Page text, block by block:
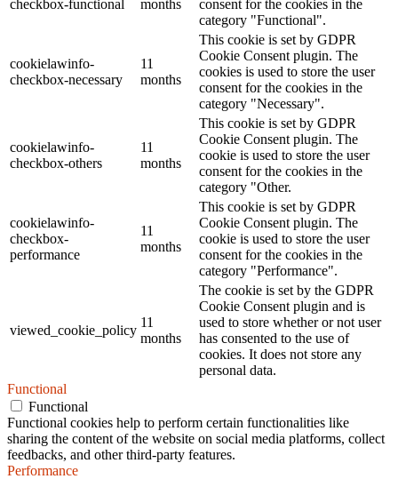
checkbox-functional
months
consent for the cookies in the
category "Functional".
cookielawinfo-
checkbox-necessary
11
months
This cookie is set by GDPR
Cookie Consent plugin. The
cookies is used to store the user
consent for the cookies in the
category "Necessary".
cookielawinfo-
checkbox-others
11
months
This cookie is set by GDPR
Cookie Consent plugin. The
cookie is used to store the user
consent for the cookies in the
category "Other.
cookielawinfo-
checkbox-
performance
11
months
This cookie is set by GDPR
Cookie Consent plugin. The
cookie is used to store the user
consent for the cookies in the
category "Performance".
viewed_cookie_policy
11
months
The cookie is set by the GDPR
Cookie Consent plugin and is
used to store whether or not user
has consented to the use of
cookies. It does not store any
personal data.
Functional
Functional
Functional cookies help to perform certain functionalities like
sharing the content of the website on social media platforms, collect
feedbacks, and other third-party features.
Performance